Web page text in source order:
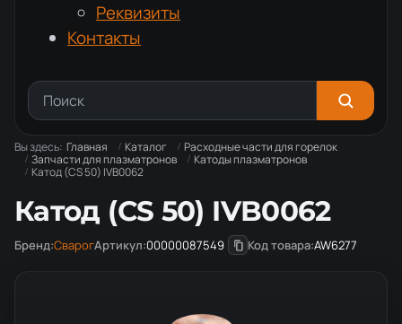
Реквизиты
Контакты
Вы здесь: Главная Каталог
Расходные части для горелок
Запчасти для плазматронов
Катоды плазматронов
Катод (CS 50) IVB0062
Катод (CS 50) IVB0062
Бренд:СварогАртикул:00000087549 Код товара:AW6277